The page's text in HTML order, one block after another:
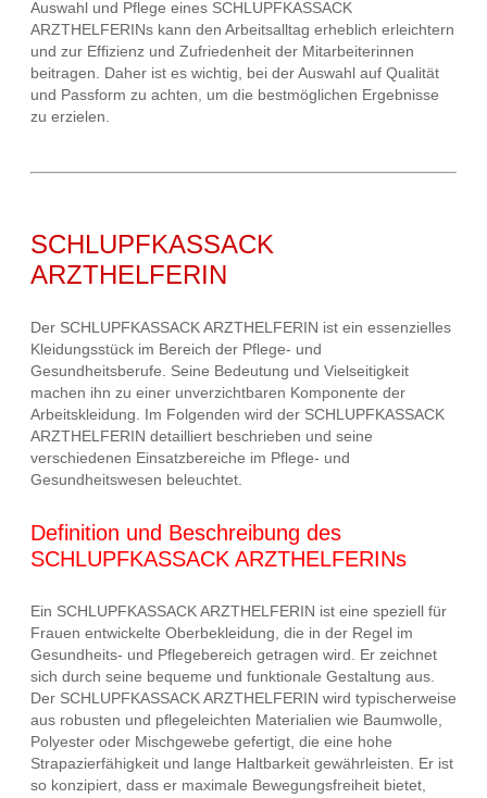
Auswahl und Pflege eines SCHLUPFKASSACK
ARZTHELFERINs kann den Arbeitsalltag erheblich erleichtern
und zur Effizienz und Zufriedenheit der Mitarbeiterinnen
beitragen. Daher ist es wichtig, bei der Auswahl auf Qualität
und Passform zu achten, um die bestmöglichen Ergebnisse
zu erzielen.
SCHLUPFKASSACK
ARZTHELFERIN
Der SCHLUPFKASSACK ARZTHELFERIN ist ein essenzielles
Kleidungsstück im Bereich der Pflege- und
Gesundheitsberufe. Seine Bedeutung und Vielseitigkeit
machen ihn zu einer unverzichtbaren Komponente der
Arbeitskleidung. Im Folgenden wird der SCHLUPFKASSACK
ARZTHELFERIN detailliert beschrieben und seine
verschiedenen Einsatzbereiche im Pflege- und
Gesundheitswesen beleuchtet.
Definition und Beschreibung des
SCHLUPFKASSACK ARZTHELFERINs
Ein SCHLUPFKASSACK ARZTHELFERIN ist eine speziell für
Frauen entwickelte Oberbekleidung, die in der Regel im
Gesundheits- und Pflegebereich getragen wird. Er zeichnet
sich durch seine bequeme und funktionale Gestaltung aus.
Der SCHLUPFKASSACK ARZTHELFERIN wird typischerweise
aus robusten und pflegeleichten Materialien wie Baumwolle,
Polyester oder Mischgewebe gefertigt, die eine hohe
Strapazierfähigkeit und lange Haltbarkeit gewährleisten. Er ist
so konzipiert, dass er maximale Bewegungsfreiheit bietet,